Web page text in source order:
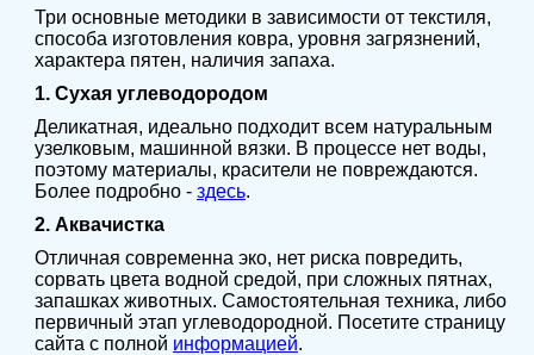
Три основные методики в зависимости от текстиля,
способа изготовления ковра, уровня загрязнений,
характера пятен, наличия запаха.
1. Сухая углеводородом
Деликатная, идеально подходит всем натуральным
узелковым, машинной вязки. В процессе нет воды,
поэтому материалы, красители не повреждаются.
Более подробно - здесь.
2. Аквачистка
Отличная современна эко, нет риска повредить,
сорвать цвета водной средой, при сложных пятнах,
запашках животных. Самостоятельная техника, либо
первичный этап углеводородной. Посетите страницу
сайта с полной информацией.